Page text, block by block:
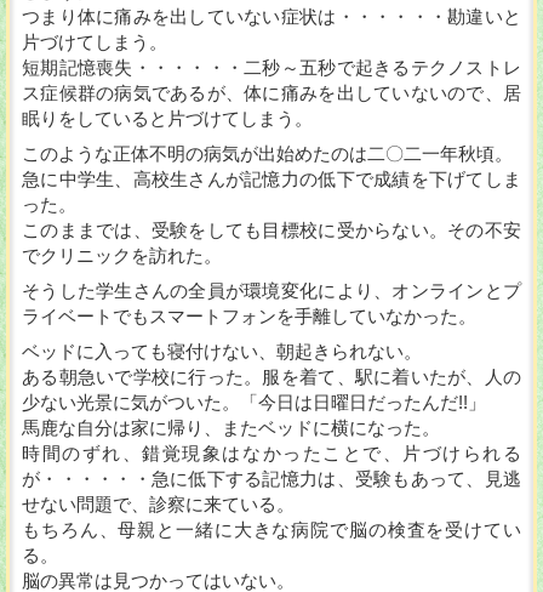
つまり体に痛みを出していない症状は・・・・・・勘違いと
片づけてしまう。
短期記憶喪失・・・・・・二秒～五秒で起きるテクノストレ
ス症候群の病気であるが、体に痛みを出していないので、居
眠りをしていると片づけてしまう。
このような正体不明の病気が出始めたのは二〇二一年秋頃。
急に中学生、高校生さんが記憶力の低下で成績を下げてしま
った。
このままでは、受験をしても目標校に受からない。その不安
でクリニックを訪れた。
そうした学生さんの全員が環境変化により、オンラインとプ
ライベートでもスマートフォンを手離していなかった。
ベッドに入っても寝付けない、朝起きられない。
ある朝急いで学校に行った。服を着て、駅に着いたが、人の
少ない光景に気がついた。「今日は日曜日だったんだ!!」
馬鹿な自分は家に帰り、またベッドに横になった。
時間のずれ、錯覚現象はなかったことで、片づけられる
が・・・・・・急に低下する記憶力は、受験もあって、見逃
せない問題で、診察に来ている。
もちろん、母親と一緒に大きな病院で脳の検査を受けてい
る。
脳の異常は見つかってはいない。